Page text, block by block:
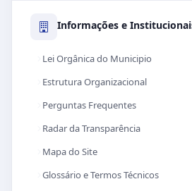
Informações e
Lei Orgânica do Municipio
Estrutura Organizacional
Perguntas Frequentes
Radar da Transparência
Mapa do Site
Glossário e Termos Técnicos